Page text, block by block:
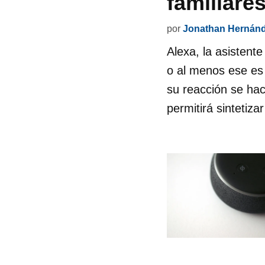
por Jonathan
Alexa, la
o al menos ese
su reacción se
permitirá